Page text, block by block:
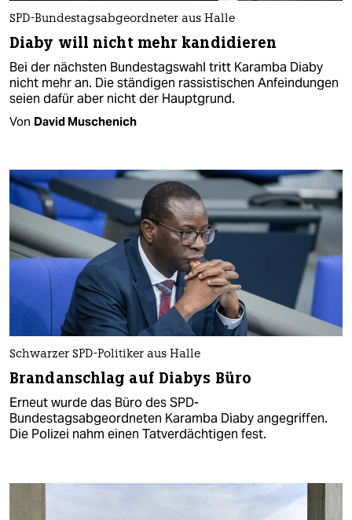
SPD-Bundestagsabgeordneter aus Halle
Diaby will nicht mehr kandidieren
Bei der nächsten Bundestagswahl tritt Karamba Diaby
nicht mehr an. Die ständigen rassistischen Anfeindungen
seien dafür aber nicht der Hauptgrund.
Von David Muschenich
Schwarzer SPD-Politiker aus Halle
Brandanschlag auf Diabys Büro
Erneut wurde das Büro des SPD-
Bundestagsabgeordneten Karamba Diaby angegriffen.
Die Polizei nahm einen Tatverdächtigen fest.